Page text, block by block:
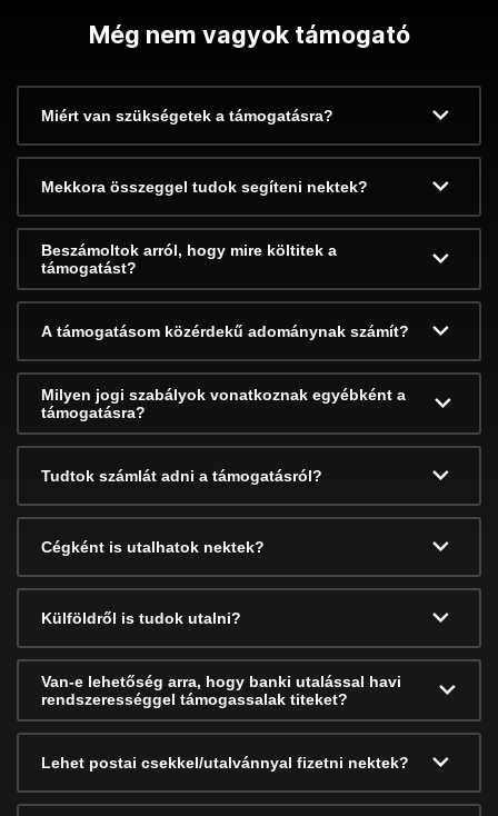
Még nem vagyok támogató
Miért van szükségetek a támogatásra?
Mekkora összeggel tudok segíteni nektek?
Beszámoltok arról, hogy mire költitek a
támogatást?
A támogatásom közérdekű adománynak számít?
Milyen jogi szabályok vonatkoznak egyébként a
támogatásra?
Tudtok számlát adni a támogatásról?
Cégként is utalhatok nektek?
Külföldről is tudok utalni?
Van-e lehetőség arra, hogy banki utalással havi
rendszerességgel támogassalak titeket?
Lehet postai csekkel/utalvánnyal fizetni nektek?